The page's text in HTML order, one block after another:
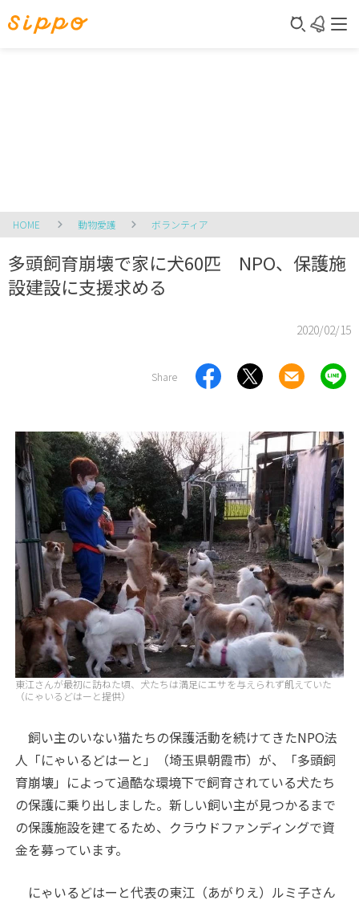
HOME 動物愛護 ボランティア
多頭飼育崩壊で家に犬60匹 NPO、保護施
設建設に支援求める
2020/02/15
Share
東江さんが最初に訪ねた頃、犬たちは満足にエサを与えられず飢えていた
（にゃいるどはーと提供）
飼い主のいない猫たちの保護活動を続けてきたNPO法
人「にゃいるどはーと」（埼玉県朝霞市）が、「多頭飼
育崩壊」によって過酷な環境下で飼育されている犬たち
の保護に乗り出しました。新しい飼い主が見つかるまで
の保護施設を建てるため、クラウドファンディングで資
金を募っています。
にゃいるどはーと代表の東江（あがりえ）ルミ子さん